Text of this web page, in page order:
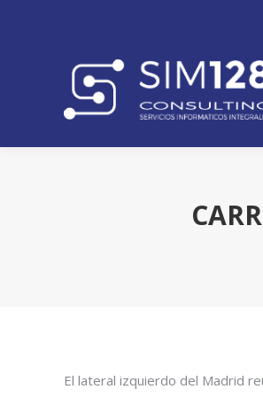
El lateral izquierdo del Madrid